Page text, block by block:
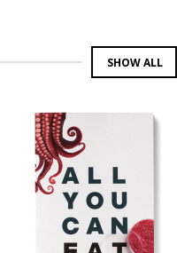
SHOW ALL